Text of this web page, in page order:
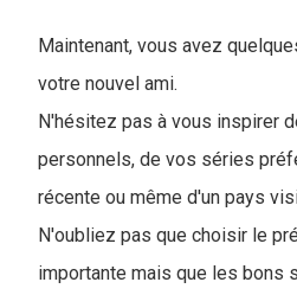
Maintenant, vous avez
votre nouvel ami.
N'hésitez pas à vous inspirer
personnels, de vos séries
récente ou même d'un pays
N'oubliez pas que choisir le
importante mais que les bons